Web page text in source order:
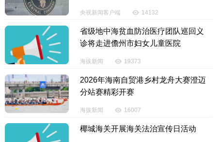
层工作本领，奋力开创新时代新征程基层工作新局
（原标题：《习近平关于基层工作方法的重要论
述学习读本》出版发行）
【责任编辑：韩 婧】
投诉电话：0898-65818181
央视新闻客户端 14132
省级地中海贫血防治医疗团队巡回义
诊将走进儋州市妇女儿童医院
海拔新闻 19373
2026年海南自贸港乡村龙舟大赛澄迈
分站赛精彩开赛
海拔新闻 16007
椰城海关开展海关法治宣传日活动